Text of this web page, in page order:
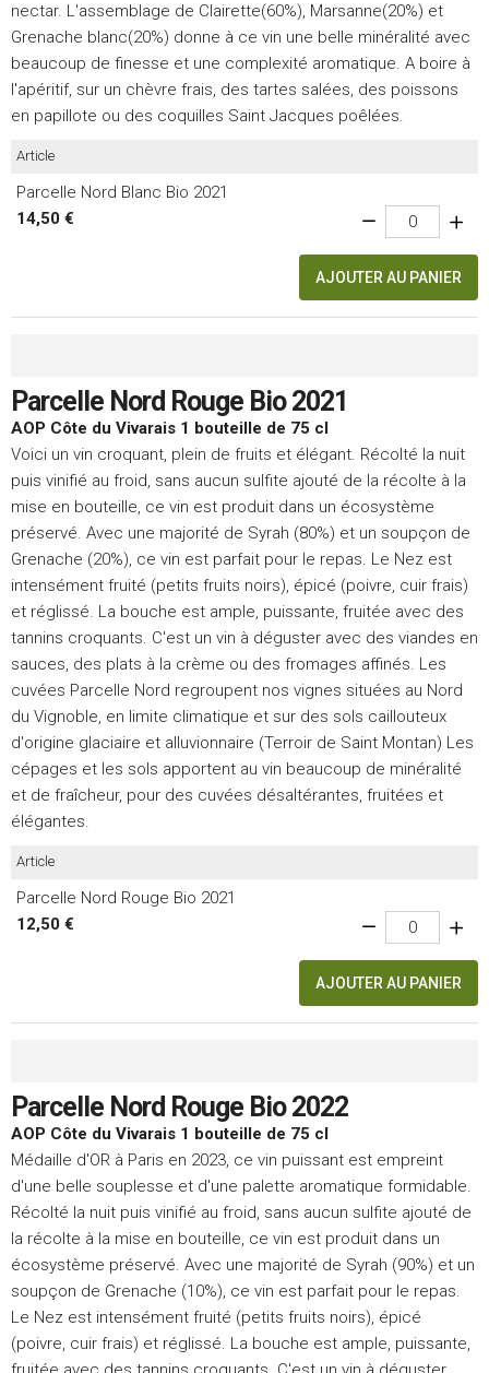
nectar. L'assemblage de Clairette(60%), Marsanne(20%) et
Grenache blanc(20%) donne à ce vin une belle minéralité avec
beaucoup de finesse et une complexité aromatique. A boire à
l'apéritif, sur un chèvre frais, des tartes salées, des poissons
en papillote ou des coquilles Saint Jacques poêlées.
Article
Parcelle Nord Blanc Bio 2021
14,50 €
AJOUTER AU PANIER
Parcelle Nord Rouge Bio 2021
AOP Côte du Vivarais 1 bouteille de 75 cl
Voici un vin croquant, plein de fruits et élégant. Récolté la nuit
puis vinifié au froid, sans aucun sulfite ajouté de la récolte à la
mise en bouteille, ce vin est produit dans un écosystème
préservé. Avec une majorité de Syrah (80%) et un soupçon de
Grenache (20%), ce vin est parfait pour le repas. Le Nez est
intensément fruité (petits fruits noirs), épicé (poivre, cuir frais)
et réglissé. La bouche est ample, puissante, fruitée avec des
tannins croquants. C'est un vin à déguster avec des viandes en
sauces, des plats à la crème ou des fromages affinés. Les
cuvées Parcelle Nord regroupent nos vignes situées au Nord
du Vignoble, en limite climatique et sur des sols caillouteux
d'origine glaciaire et alluvionnaire (Terroir de Saint Montan) Les
cépages et les sols apportent au vin beaucoup de minéralité
et de fraîcheur, pour des cuvées désaltérantes, fruitées et
élégantes.
Article
Parcelle Nord Rouge Bio 2021
12,50 €
AJOUTER AU PANIER
Parcelle Nord Rouge Bio 2022
AOP Côte du Vivarais 1 bouteille de 75 cl
Médaille d'OR à Paris en 2023, ce vin puissant est empreint
d'une belle souplesse et d'une palette aromatique formidable.
Récolté la nuit puis vinifié au froid, sans aucun sulfite ajouté de
la récolte à la mise en bouteille, ce vin est produit dans un
écosystème préservé. Avec une majorité de Syrah (90%) et un
soupçon de Grenache (10%), ce vin est parfait pour le repas.
Le Nez est intensément fruité (petits fruits noirs), épicé
(poivre, cuir frais) et réglissé. La bouche est ample, puissante,